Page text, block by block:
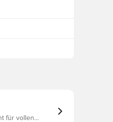
für vollen